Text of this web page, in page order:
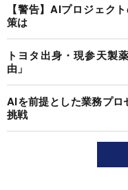
【警告】AIプロジェク
策は
トヨタ出身・現参天製
由」
AIを前提とした業務プ
挑戦